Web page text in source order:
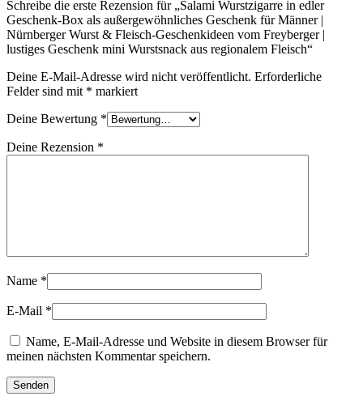
Schreibe die erste Rezension für „Salami Wurstzigarre in edler
Geschenk-Box als außergewöhnliches Geschenk für Männer |
Nürnberger Wurst & Fleisch-Geschenkideen vom Freyberger |
lustiges Geschenk mini Wurstsnack aus regionalem Fleisch“
Deine E-Mail-Adresse wird nicht veröffentlicht. Erforderliche
Felder sind mit * markiert
Deine Bewertung *
Deine Rezension *
Name *
E-Mail *
Name, E-Mail-Adresse und Website in diesem Browser für
meinen nächsten Kommentar speichern.